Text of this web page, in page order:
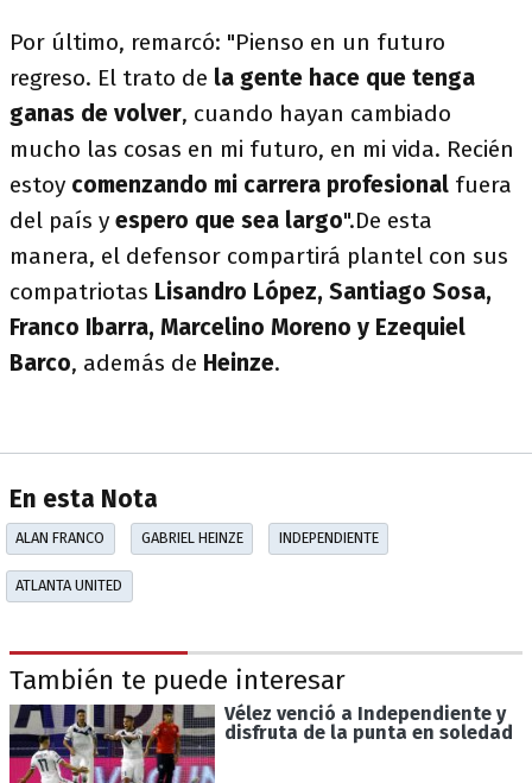
Por último, remarcó: "Pienso en un futuro
regreso. El trato de la gente hace que tenga
ganas de volver, cuando hayan cambiado
mucho las cosas en mi futuro, en mi vida. Recién
estoy comenzando mi carrera profesional fuera
del país y espero que sea largo".De esta
manera, el defensor compartirá plantel con sus
compatriotas Lisandro López, Santiago Sosa,
Franco Ibarra, Marcelino Moreno y Ezequiel
Barco, además de Heinze.
En esta Nota
ALAN FRANCO GABRIEL HEINZE INDEPENDIENTE
ATLANTA UNITED
También te puede interesar
Vélez venció a Independiente y
disfruta de la punta en soledad